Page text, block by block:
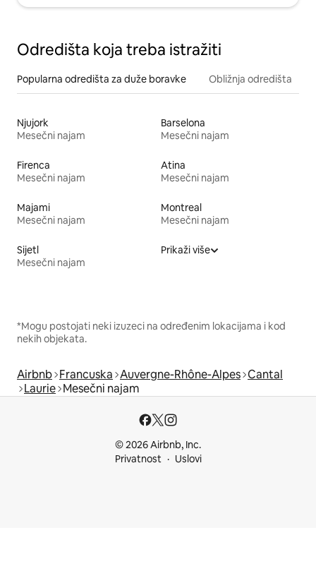
Odredišta koja treba istražiti
Popularna odredišta za duže boravke Obližnja odredišta
Njujork
Mesečni najam
Barselona
Mesečni najam
Firenca
Mesečni najam
Atina
Mesečni najam
Majami
Mesečni najam
Montreal
Mesečni najam
Sijetl
Mesečni najam
Prikaži više
*Mogu postojati neki izuzeci na određenim lokacijama i kod
nekih objekata.
Airbnb Francuska Auvergne-Rhône-Alpes Cantal
Laurie Mesečni najam
© 2026 Airbnb, Inc.
Privatnost
Uslovi